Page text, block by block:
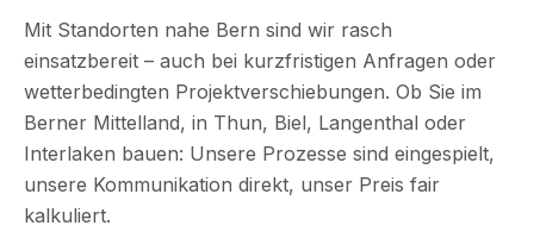
Mit Standorten nahe Bern sind wir rasch
einsatzbereit – auch bei kurzfristigen Anfragen oder
wetterbedingten Projektverschiebungen. Ob Sie im
Berner Mittelland, in Thun, Biel, Langenthal oder
Interlaken bauen: Unsere Prozesse sind eingespielt,
unsere Kommunikation direkt, unser Preis fair
kalkuliert.